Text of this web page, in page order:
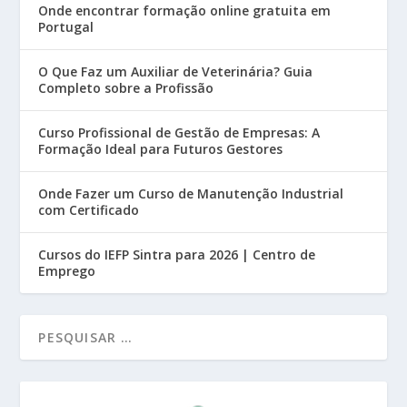
Onde encontrar formação online gratuita em
Portugal
O Que Faz um Auxiliar de Veterinária? Guia
Completo sobre a Profissão
Curso Profissional de Gestão de Empresas: A
Formação Ideal para Futuros Gestores
Onde Fazer um Curso de Manutenção Industrial
com Certificado
Cursos do IEFP Sintra para 2026 | Centro de
Emprego